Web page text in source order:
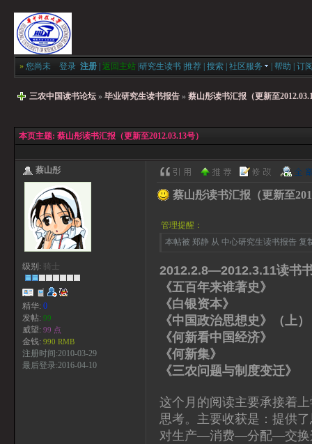
» 您尚未 登录 注册 返回主站 研究生读书 推荐 搜索 社区服务 帮助 订
三农中国读书论坛 » 毕业研究生读书报告 » 蔡山彤读书汇报（更新至
本页主题: 蔡山彤读书汇报（更新至2012.03.13号）
蔡山彤
级别: 骑士
精华: 0
发帖: 99
威望: 99 点
金钱: 990 RMB
注册时间:2010-03-29
最后登录:2016-04-10
蔡山彤读书汇报（更新至
管理提醒：
本帖被 郑静 从 中心研究生读书报告 复
2012.2.8—2012.3.11读书
《五百年来谁著史
《白银资本》 贡德
《中国政治思想史》（
《何新看中国经济
《何新集》
《三农问题与制度变
这个月的阅读主要承接着
思考。主要收获是：提供
对生产—消费—分配—交换